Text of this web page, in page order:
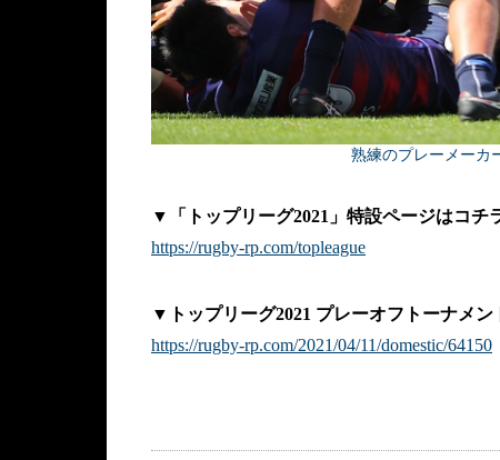
熟練のプレーメーカ
▼「トップリーグ2021」特設ページはコチ
https://rugby-rp.com/topleague
▼トップリーグ2021 プレーオフトーナメン
https://rugby-rp.com/2021/04/11/domestic/64150